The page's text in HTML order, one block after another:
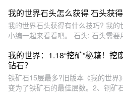
我的世界石头怎么获得 石头获
我的世界石头获得有什么技巧? 我
小编一起来看看吧。 石头: 石头需要
我的世界：1.18“挖矿”秘籍！
钻石？
铁矿石15层最多?旧版本《我的世界
变为了铁矿石的最佳层数。2、铜矿